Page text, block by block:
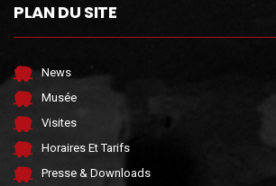
PLAN DU SITE
News
Musée
Visites
Horaires Et Tarifs
Presse & Downloads